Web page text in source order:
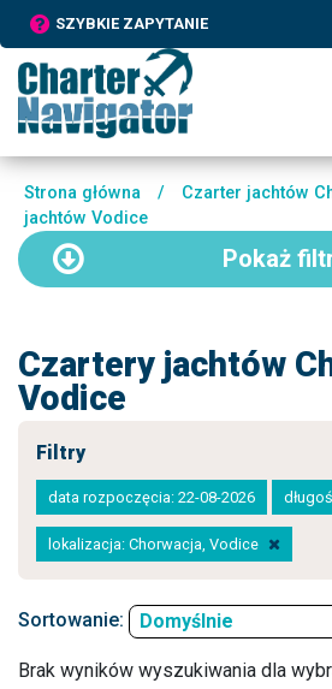
SZYBKIE ZAPYTANIE
Strona główna / Czarter jachtów
jachtów Vodice
Pokaż
Czartery jachtów
Vodice
Filtry
data rozpoczęcia: 22-08-2026
lokalizacja: Chorwacja, Vodice
Sortowanie: Domyślnie
Brak wyników wyszukiwania dla